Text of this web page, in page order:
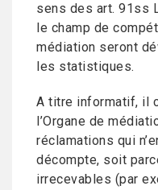
sens des art. 91ss
le champ de
médiation seront
les statistiques.
A titre informatif, il
l’Organe de
réclamations qui
décompte, soit
irrecevables (par